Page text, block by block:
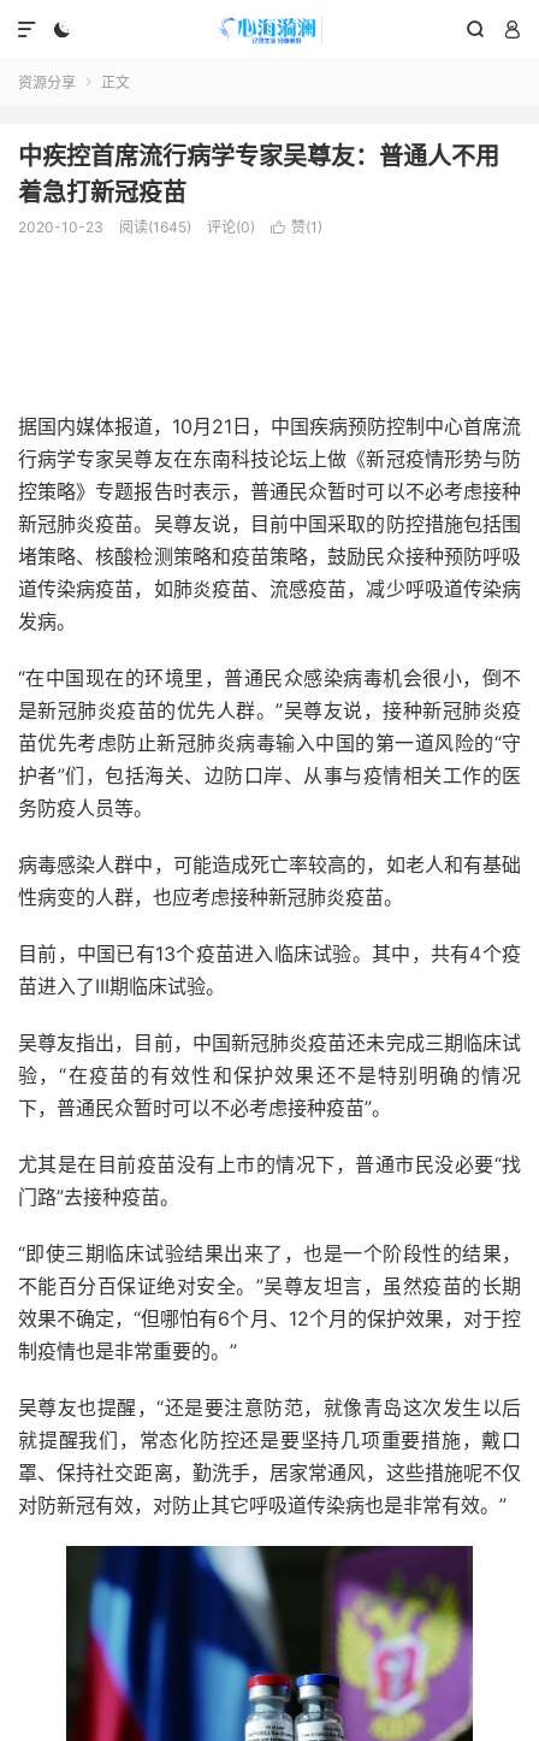
  

资源分享  正文
中疾控首席流行病学专家吴尊友：普通人不用
着急打新冠疫苗
2020-10-23 阅读(1645) 评论(0)  赞(1 )
据国内媒体报道，10月21日，中国疾病预防控制中心首席流
行病学专家吴尊友在东南科技论坛上做《新冠疫情形势与防
控策略》专题报告时表示，普通民众暂时可以不必考虑接种
新冠肺炎疫苗。吴尊友说，目前中国采取的防控措施包括围
堵策略、核酸检测策略和疫苗策略，鼓励民众接种预防呼吸
道传染病疫苗，如肺炎疫苗、流感疫苗，减少呼吸道传染病
发病。
“在中国现在的环境里，普通民众感染病毒机会很小，倒不
是新冠肺炎疫苗的优先人群。”吴尊友说，接种新冠肺炎疫
苗优先考虑防止新冠肺炎病毒输入中国的第一道风险的“守
护者”们，包括海关、边防口岸、从事与疫情相关工作的医
务防疫人员等。
病毒感染人群中，可能造成死亡率较高的，如老人和有基础
性病变的人群，也应考虑接种新冠肺炎疫苗。
目前，中国已有13个疫苗进入临床试验。其中，共有4个疫
苗进入了III期临床试验。
吴尊友指出，目前，中国新冠肺炎疫苗还未完成三期临床试
验，“在疫苗的有效性和保护效果还不是特别明确的情况
下，普通民众暂时可以不必考虑接种疫苗”。
尤其是在目前疫苗没有上市的情况下，普通市民没必要“找
门路”去接种疫苗。
“即使三期临床试验结果出来了，也是一个阶段性的结果，
不能百分百保证绝对安全。”吴尊友坦言，虽然疫苗的长期
效果不确定，“但哪怕有6个月、12个月的保护效果，对于控
制疫情也是非常重要的。”
吴尊友也提醒，“还是要注意防范，就像青岛这次发生以后
就提醒我们，常态化防控还是要坚持几项重要措施，戴口
罩、保持社交距离，勤洗手，居家常通风，这些措施呢不仅
对防新冠有效，对防止其它呼吸道传染病也是非常有效。”